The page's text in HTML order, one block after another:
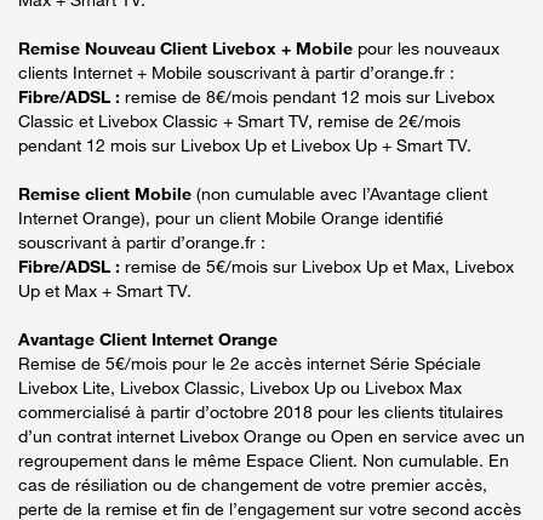
Remise Nouveau Client Livebox + Mobile pour les nouveaux
clients Internet + Mobile souscrivant à partir d’orange.fr :
Fibre/ADSL : remise de 8€/mois pendant 12 mois sur Livebox
Classic et Livebox Classic + Smart TV, remise de 2€/mois
pendant 12 mois sur Livebox Up et Livebox Up + Smart TV.
Remise client Mobile (non cumulable avec l’Avantage client
Internet Orange), pour un client Mobile Orange identifié
souscrivant à partir d’orange.fr :
Fibre/ADSL : remise de 5€/mois sur Livebox Up et Max, Livebox
Up et Max + Smart TV.
Avantage Client Internet Orange
Remise de 5€/mois pour le 2e accès internet Série Spéciale
Livebox Lite, Livebox Classic, Livebox Up ou Livebox Max
commercialisé à partir d’octobre 2018 pour les clients titulaires
d’un contrat internet Livebox Orange ou Open en service avec un
regroupement dans le même Espace Client. Non cumulable. En
cas de résiliation ou de changement de votre premier accès,
perte de la remise et fin de l’engagement sur votre second accès